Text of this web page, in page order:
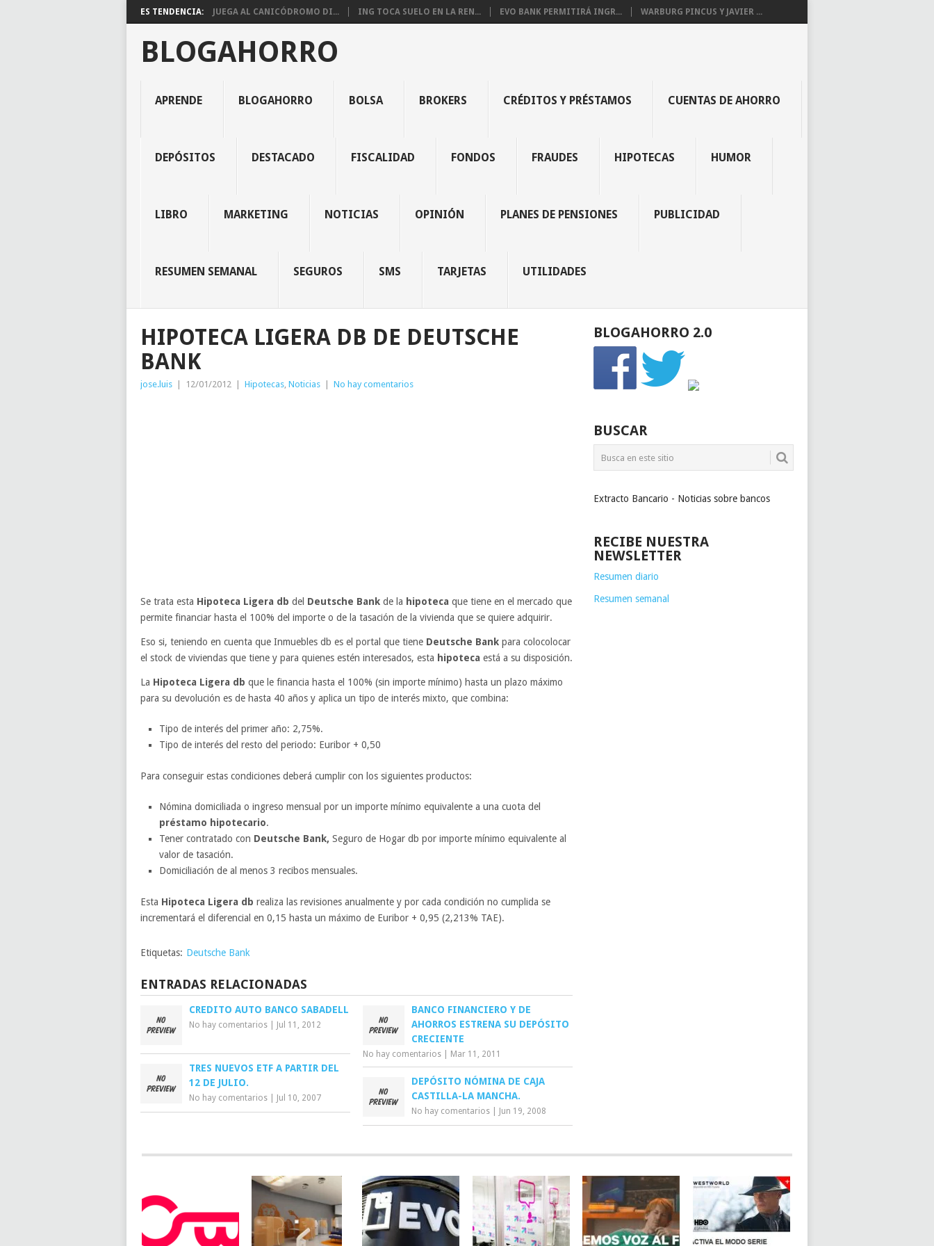
ES TENDENCIA: JUEGA AL CANICÓDROMO DI... ING TOCA SUELO EN LA REN... EVO BANK PERMITIRÁ INGR... WARBURG PINCUS Y JAVIER ...
BLOGAHORRO
APRENDE BLOGAHORRO BOLSA BROKERS CRÉDITOS Y PRÉSTAMOS CUENTAS DE AHORRO
DEPÓSITOS DESTACADO FISCALIDAD FONDOS FRAUDES HIPOTECAS HUMOR
LIBRO MARKETING NOTICIAS OPINIÓN PLANES DE PENSIONES PUBLICIDAD
RESUMEN SEMANAL SEGUROS SMS TARJETAS UTILIDADES
HIPOTECA LIGERA DB DE DEUTSCHE
BANK
jose.luis 12/01/2012 Hipotecas, Noticias No hay comentarios
Se trata esta Hipoteca Ligera db del Deutsche Bank de la hipoteca que tiene en el mercado que
permite financiar hasta el 100% del importe o de la tasación de la vivienda que se quiere adquirir.
Eso si, teniendo en cuenta que Inmuebles db es el portal que tiene Deutsche Bank para colocolocar
el stock de viviendas que tiene y para quienes estén interesados, esta hipoteca está a su disposición.
La Hipoteca Ligera db que le financia hasta el 100% (sin importe mínimo) hasta un plazo máximo
para su devolución es de hasta 40 años y aplica un tipo de interés mixto, que combina:
Tipo de interés del primer año: 2,75%.
Tipo de interés del resto del periodo: Euribor + 0,50
Para conseguir estas condiciones deberá cumplir con los siguientes productos:
Nómina domiciliada o ingreso mensual por un importe mínimo equivalente a una cuota del
préstamo hipotecario.
Tener contratado con Deutsche Bank, Seguro de Hogar db por importe mínimo equivalente al
valor de tasación.
Domiciliación de al menos 3 recibos mensuales.
Esta Hipoteca Ligera db realiza las revisiones anualmente y por cada condición no cumplida se
incrementará el diferencial en 0,15 hasta un máximo de Euribor + 0,95 (2,213% TAE).
Etiquetas: Deutsche Bank
ENTRADAS RELACIONADAS
CREDITO AUTO BANCO SABADELL
No hay comentarios Jul 11, 2012
BANCO FINANCIERO Y DE
AHORROS ESTRENA SU DEPÓSITO
CRECIENTE
No hay comentarios Mar 11, 2011
TRES NUEVOS ETF A PARTIR DEL
12 DE JULIO.
No hay comentarios Jul 10, 2007
DEPÓSITO NÓMINA DE CAJA
CASTILLA-LA MANCHA.
No hay comentarios Jun 19, 2008
BLOGAHORRO 2.0
BUSCAR
Extracto Bancario - Noticias sobre bancos
RECIBE NUESTRA
NEWSLETTER
Resumen diario
Resumen semanal